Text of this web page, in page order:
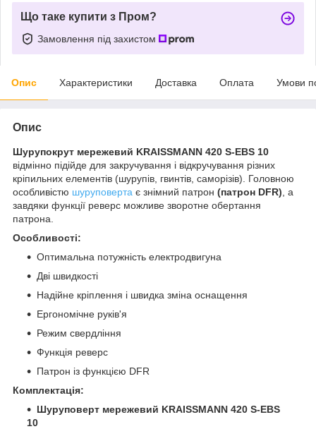
Що таке купити з Пром?
Замовлення під захистом
Опис Характеристики Доставка Оплата Умови
Опис
Шурупокрут мережевий KRAISSMANN 420 S-EBS 10
відмінно підійде для закручування і відкручування різних
кріпильних елементів (шурупів, гвинтів, саморізів). Головною
особливістю шуруповерта є знімний патрон (патрон DFR) , а
завдяки функції реверс можливе зворотне обертання
патрона.
Особливості:
Оптимальна потужність електродвигуна
Дві швидкості
Надійне кріплення і швидка зміна оснащення
Ергономічне руків'я
Режим свердління
Функція реверс
Патрон із функцією DFR
Комплектація:
Шуруповерт мережевий KRAISSMANN 420 S-EBS
10